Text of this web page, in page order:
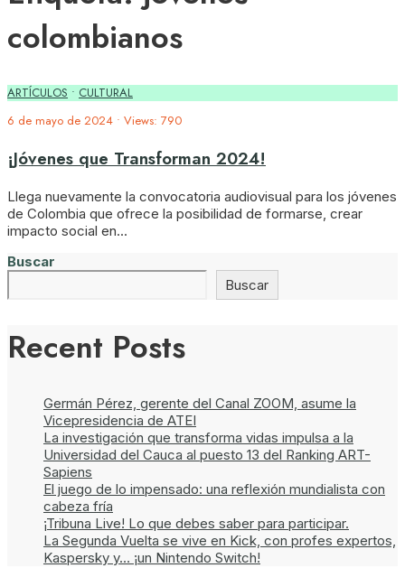
colombianos
ARTÍCULOS • CULTURAL
6 de mayo de 2024 • Views: 790
¡Jóvenes que Transforman 2024!
Llega nuevamente la convocatoria audiovisual para los jóvenes
de Colombia que ofrece la posibilidad de formarse, crear
impacto social en...
Buscar
Buscar
Recent Posts
Germán Pérez, gerente del Canal ZOOM, asume la
Vicepresidencia de ATEI
La investigación que transforma vidas impulsa a la
Universidad del Cauca al puesto 13 del Ranking ART-
Sapiens
El juego de lo impensado: una reflexión mundialista con
cabeza fría
¡Tribuna Live! Lo que debes saber para participar.
La Segunda Vuelta se vive en Kick, con profes expertos,
Kaspersky y… ¡un Nintendo Switch!